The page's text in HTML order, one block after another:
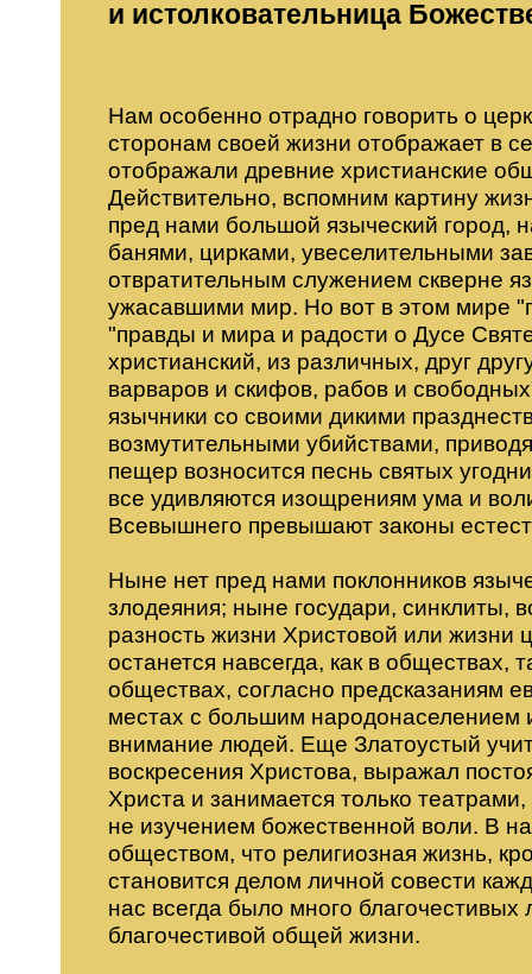
и истолковательница
Нам особенно отрадно говорить о
сторонам своей жизни отображает в
отображали древние христианские
Действительно, вспомним картину
пред нами большой языческий город,
банями, цирками, увеселительными
отвратительным служением скверне
ужасавшими мир. Но вот в этом мире
"правды и мира и радости о Дусе
христианский, из различных, друг
варваров и скифов, рабов и
язычники со своими дикими
возмутительными убийствами,
пещер возносится песнь святых
все удивляются изощрениям ума и
Всевышнего превышают законы
Ныне нет пред нами поклонников
злодеяния; ныне государи, синклиты,
разность жизни Христовой или жизни
останется навсегда, как в обществах,
обществах, согласно предсказаниям
местах с большим народонаселением
внимание людей. Еще Златоустый
воскресения Христова, выражал
Христа и занимается только
не изучением божественной воли. В
обществом, что религиозная жизнь,
становится делом личной совести
нас всегда было много
благочестивой общей жизни.